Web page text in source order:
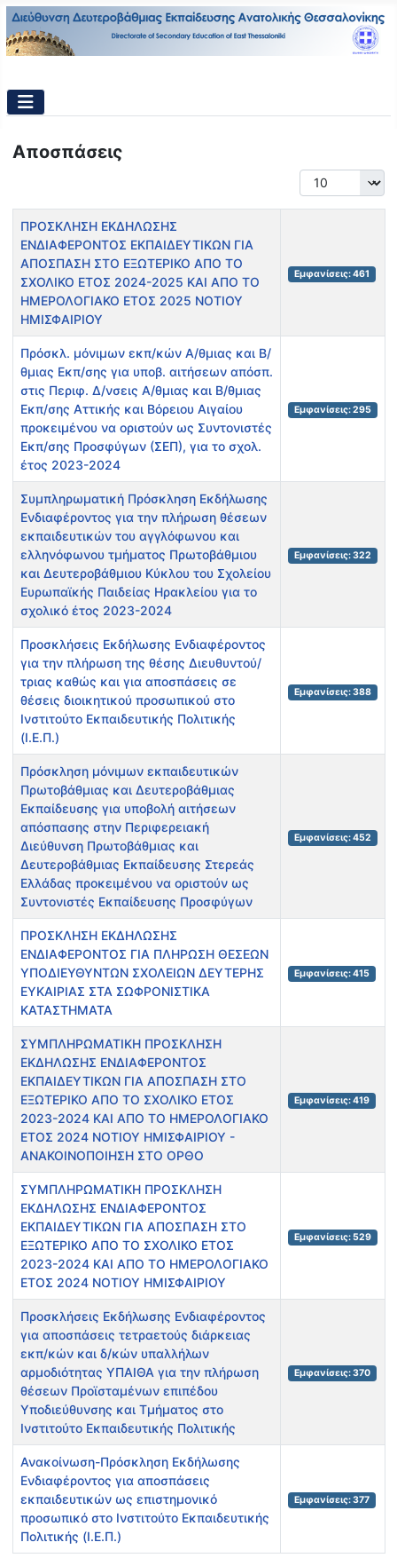
Αποσπάσεις
Εμφάνιση #
Τίτλος Εμφανίσεις
ΠΡΟΣΚΛΗΣΗ ΕΚΔΗΛΩΣΗΣ
ΕΝΔΙΑΦΕΡΟΝΤΟΣ ΕΚΠΑΙΔΕΥΤΙΚΩΝ ΓΙΑ
ΑΠΟΣΠΑΣΗ ΣΤΟ ΕΞΩΤΕΡΙΚΟ ΑΠΟ ΤΟ
ΣΧΟΛΙΚΟ ΕΤΟΣ 2024-2025 ΚΑΙ ΑΠΟ ΤΟ
ΗΜΕΡΟΛΟΓΙΑΚΟ ΕΤΟΣ 2025 ΝΟΤΙΟΥ
ΗΜΙΣΦΑΙΡΙΟΥ
Εμφανίσεις: 461
Πρόσκλ. μόνιμων εκπ/κών Α/θμιας και Β/
θμιας Εκπ/σης για υποβ. αιτήσεων απόσπ.
στις Περιφ. Δ/νσεις Α/θμιας και Β/θμιας
Εκπ/σης Αττικής και Βόρειου Αιγαίου
προκειμένου να οριστούν ως Συντονιστές
Εκπ/σης Προσφύγων (ΣΕΠ), για το σχολ.
έτος 2023-2024
Εμφανίσεις: 295
Συμπληρωματική Πρόσκληση Εκδήλωσης
Ενδιαφέροντος για την πλήρωση θέσεων
εκπαιδευτικών του αγγλόφωνου και
ελληνόφωνου τμήματος Πρωτοβάθμιου
και Δευτεροβάθμιου Κύκλου του Σχολείου
Ευρωπαϊκής Παιδείας Ηρακλείου για το
σχολικό έτος 2023-2024
Εμφανίσεις: 322
Προσκλήσεις Εκδήλωσης Ενδιαφέροντος
για την πλήρωση της θέσης Διευθυντού/
τριας καθώς και για αποσπάσεις σε
θέσεις διοικητικού προσωπικού στο
Ινστιτούτο Εκπαιδευτικής Πολιτικής
(Ι.Ε.Π.)
Εμφανίσεις: 388
Πρόσκληση μόνιμων εκπαιδευτικών
Πρωτοβάθμιας και Δευτεροβάθμιας
Εκπαίδευσης για υποβολή αιτήσεων
απόσπασης στην Περιφερειακή
Διεύθυνση Πρωτοβάθμιας και
Δευτεροβάθμιας Εκπαίδευσης Στερεάς
Ελλάδας προκειμένου να οριστούν ως
Συντονιστές Εκπαίδευσης Προσφύγων
Εμφανίσεις: 452
ΠΡΟΣΚΛΗΣΗ ΕΚΔΗΛΩΣΗΣ
ΕΝΔΙΑΦΕΡΟΝΤΟΣ ΓΙΑ ΠΛΗΡΩΣΗ ΘΕΣΕΩΝ
ΥΠΟΔΙΕΥΘΥΝΤΩΝ ΣΧΟΛΕΙΩΝ ΔΕΥΤΕΡΗΣ
ΕΥΚΑΙΡΙΑΣ ΣΤΑ ΣΩΦΡΟΝΙΣΤΙΚΑ
ΚΑΤΑΣΤΗΜΑΤΑ
Εμφανίσεις: 415
ΣΥΜΠΛΗΡΩΜΑΤΙΚΗ ΠΡΟΣΚΛΗΣΗ
ΕΚΔΗΛΩΣΗΣ ΕΝΔΙΑΦΕΡΟΝΤΟΣ
ΕΚΠΑΙΔΕΥΤΙΚΩΝ ΓΙΑ ΑΠΟΣΠΑΣΗ ΣΤΟ
ΕΞΩΤΕΡΙΚΟ ΑΠΟ ΤΟ ΣΧΟΛΙΚΟ ΕΤΟΣ
2023-2024 KAI ΑΠΟ ΤΟ ΗΜΕΡΟΛΟΓΙΑΚΟ
ΕΤΟΣ 2024 ΝΟΤΙΟΥ ΗΜΙΣΦΑΙΡΙΟΥ -
ΑΝΑΚΟΙΝΟΠΟΙΗΣΗ ΣΤΟ ΟΡΘΟ
Εμφανίσεις: 419
ΣΥΜΠΛΗΡΩΜΑΤΙΚΗ ΠΡΟΣΚΛΗΣΗ
ΕΚΔΗΛΩΣΗΣ ΕΝΔΙΑΦΕΡΟΝΤΟΣ
ΕΚΠΑΙΔΕΥΤΙΚΩΝ ΓΙΑ ΑΠΟΣΠΑΣΗ ΣΤΟ
ΕΞΩΤΕΡΙΚΟ ΑΠΟ ΤΟ ΣΧΟΛΙΚΟ ΕΤΟΣ
2023-2024 KAI ΑΠΟ ΤΟ ΗΜΕΡΟΛΟΓΙΑΚΟ
ΕΤΟΣ 2024 ΝΟΤΙΟΥ ΗΜΙΣΦΑΙΡΙΟΥ
Εμφανίσεις: 529
Προσκλήσεις Εκδήλωσης Ενδιαφέροντος
για αποσπάσεις τετραετούς διάρκειας
εκπ/κών και δ/κών υπαλλήλων
αρμοδιότητας ΥΠΑΙΘΑ για την πλήρωση
θέσεων Προϊσταμένων επιπέδου
Υποδιεύθυνσης και Τμήματος στο
Ινστιτούτο Εκπαιδευτικής Πολιτικής
Εμφανίσεις: 370
Ανακοίνωση-Πρόσκληση Eκδήλωσης
Eνδιαφέροντος για αποσπάσεις
εκπαιδευτικών ως επιστημονικό
προσωπικό στο Ινστιτούτο Εκπαιδευτικής
Πολιτικής (Ι.Ε.Π.)
Εμφανίσεις: 377